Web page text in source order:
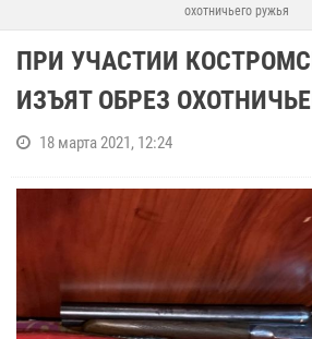
охотничьего ружья
ПРИ УЧАСТИИ
ИЗЪЯТ ОБРЕЗ
18 марта 2021, 12:24